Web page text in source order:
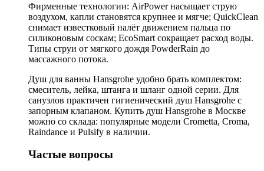
Фирменные технологии: AirPower насыщает струю
воздухом, капли становятся крупнее и мягче; QuickClean
снимает известковый налёт движением пальца по
силиконовым соскам; EcoSmart сокращает расход воды.
Типы струи от мягкого дождя PowderRain до
массажного потока.
Душ для ванны Hansgrohe удобно брать комплектом:
смеситель, лейка, штанга и шланг одной серии. Для
санузлов практичен гигиенический душ Hansgrohe с
запорным клапаном. Купить душ Hansgrohe в Москве
можно со склада: популярные модели Crometta, Croma,
Raindance и Pulsify в наличии.
Частые вопросы